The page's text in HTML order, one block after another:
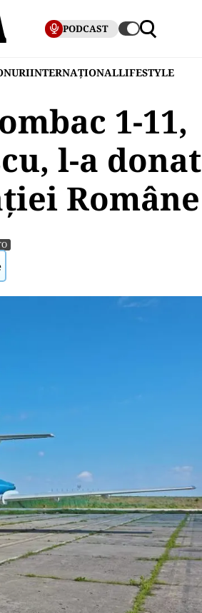
PODCAST
INTERNAȚIONALLIFESTYLE
1-11,
l-a donat
Române